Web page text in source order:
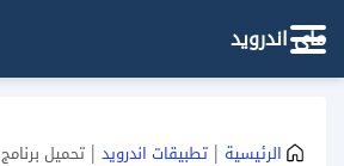
ماي اندرويد
الرئيسية | تطبيقات اندرويد | تحميل برنامج bee tv للاندرويد apk